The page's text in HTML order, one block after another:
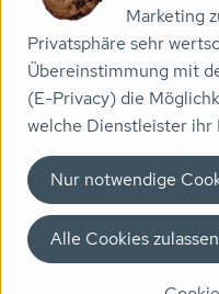
Veranstaltungen
Biomarkt
Wissen
Über uns
Zutaten
Nährwert-Info
Produktdatenblatt
Marketing
Privatsphäre sehr
Übereinstimmung mit
(E-Privacy) die
welche Dienstleister
Nur notwendige
Alle Cookies zulassen